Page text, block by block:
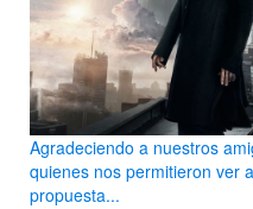
Agradeciendo a nuestros
quienes nos permitieron ver
propuesta...